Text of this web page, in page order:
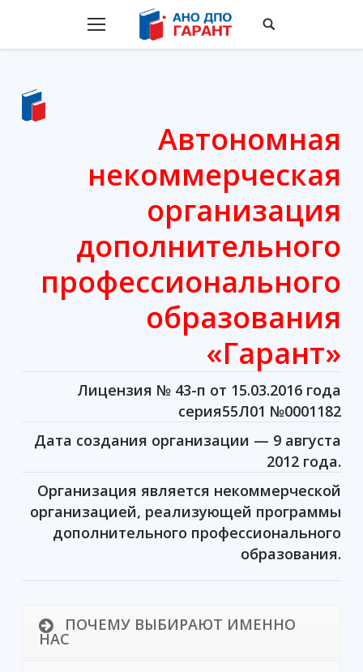
Автономная
некоммерческая
организация
дополнительного
профессионального
образования
«Гарант»
Лицензия № 43-п от 15.03.2016 года
серия55Л01 №0001182
Дата создания организации — 9 августа
2012 года.
Организация является некоммерческой
организацией, реализующей программы
дополнительного профессионального
образования.
ПОЧЕМУ ВЫБИРАЮТ ИМЕННО
НАС